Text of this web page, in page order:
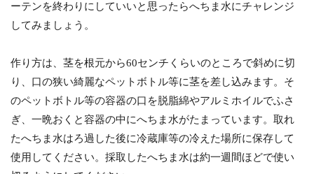
ーテンを終わりにしていいと思ったらへちま水にチャレンジ
してみましょう。
作り方は、茎を根元から60センチくらいのところで斜めに切
り、口の狭い綺麗なペットボトル等に茎を差し込みます。そ
のペットボトル等の容器の口を脱脂綿やアルミホイルでふさ
ぎ、一晩おくと容器の中にへちま水がたまっています。取れ
たへちま水はろ過した後に冷蔵庫等の冷えた場所に保存して
使用してください。採取したへちま水は約一週間ほどで使い